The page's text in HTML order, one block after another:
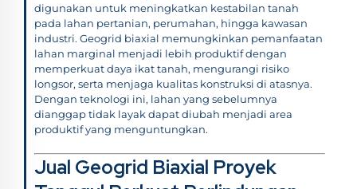
digunakan untuk meningkatkan kestabilan tanah
pada lahan pertanian, perumahan, hingga kawasan
industri. Geogrid biaxial memungkinkan pemanfaatan
lahan marginal menjadi lebih produktif dengan
memperkuat daya ikat tanah, mengurangi risiko
longsor, serta menjaga kualitas konstruksi di atasnya.
Dengan teknologi ini, lahan yang sebelumnya
dianggap tidak layak dapat diubah menjadi area
produktif yang menguntungkan.
Jual Geogrid Biaxial Proyek